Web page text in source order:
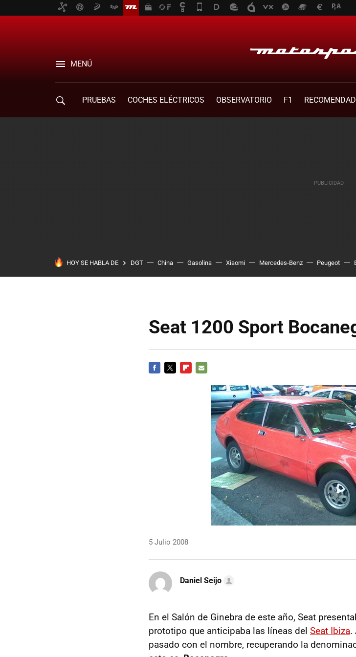
MENÚ
PRUEBAS COCHES ELÉCTRICOS OBSERVATORIO F1
HOY SE HABLA DE DGT China Gasolina Xiaomi Mercedes-Benz Peugeot
Seat 1200 Sport
5 Julio 2008
Daniel Seijo
En el Salón de Ginebra de este año, Seat
prototipo que anticipaba las líneas del Seat Ibiza.
pasado con el nombre, recuperando la